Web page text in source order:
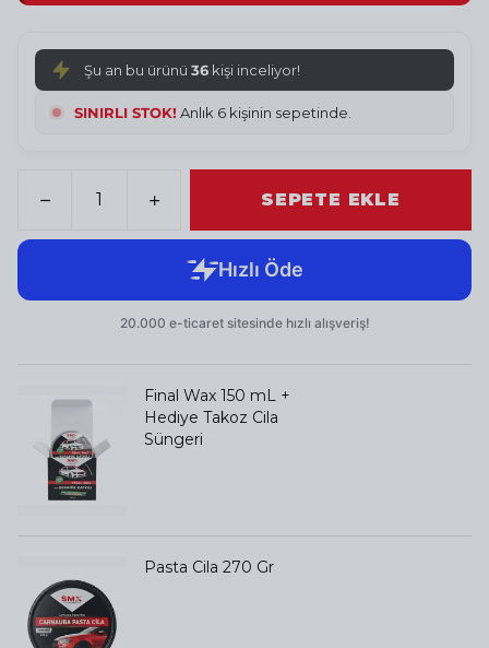
Şu an bu ürünü 36 kişi inceliyor!
SINIRLI STOK! Anlık 6 kişinin sepetinde.
SEPETE EKLE
Final Wax 150 mL +
Hediye Takoz Cila
Süngeri
Pasta Cila 270 Gr